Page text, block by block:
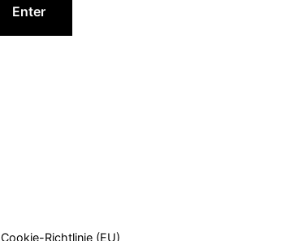
Cookie-Richtlinie (EU)